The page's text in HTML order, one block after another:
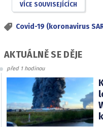
VÍCE SOUVISEJÍCÍCH
Covid-19 (koronavirus
AKTUÁLNĚ SE DĚJE
před 1 hodinou